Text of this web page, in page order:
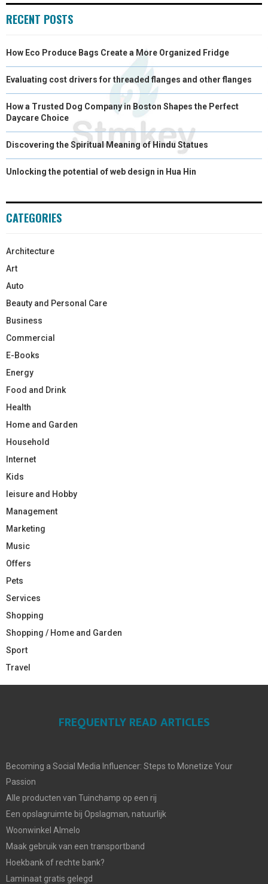
RECENT POSTS
How Eco Produce Bags Create a More Organized Fridge
Evaluating cost drivers for threaded flanges and other flanges
How a Trusted Dog Company in Boston Shapes the Perfect
Daycare Choice
Discovering the Spiritual Meaning of Hindu Statues
Unlocking the potential of web design in Hua Hin
CATEGORIES
Architecture
Art
Auto
Beauty and Personal Care
Business
Commercial
E-Books
Energy
Food and Drink
Health
Home and Garden
Household
Internet
Kids
leisure and Hobby
Management
Marketing
Music
Offers
Pets
Services
Shopping
Shopping / Home and Garden
Sport
Travel
FREQUENTLY READ ARTICLES
Becoming a Social Media Influencer: Steps to Monetize Your
Passion
Alle producten van Tuinchamp op een rij
Een opslagruimte bij Opslagman, natuurlijk
Woonwinkel Almelo
Maak gebruik van een transportband
Hoekbank of rechte bank?
Laminaat gratis gelegd